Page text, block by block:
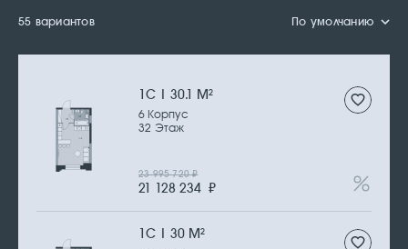
55 вариантов По умолчанию
1С | 30.1 М2
6 Корпус
32 Этаж
21 128 234 ₽
23 995 720₽
1С | 30 М2